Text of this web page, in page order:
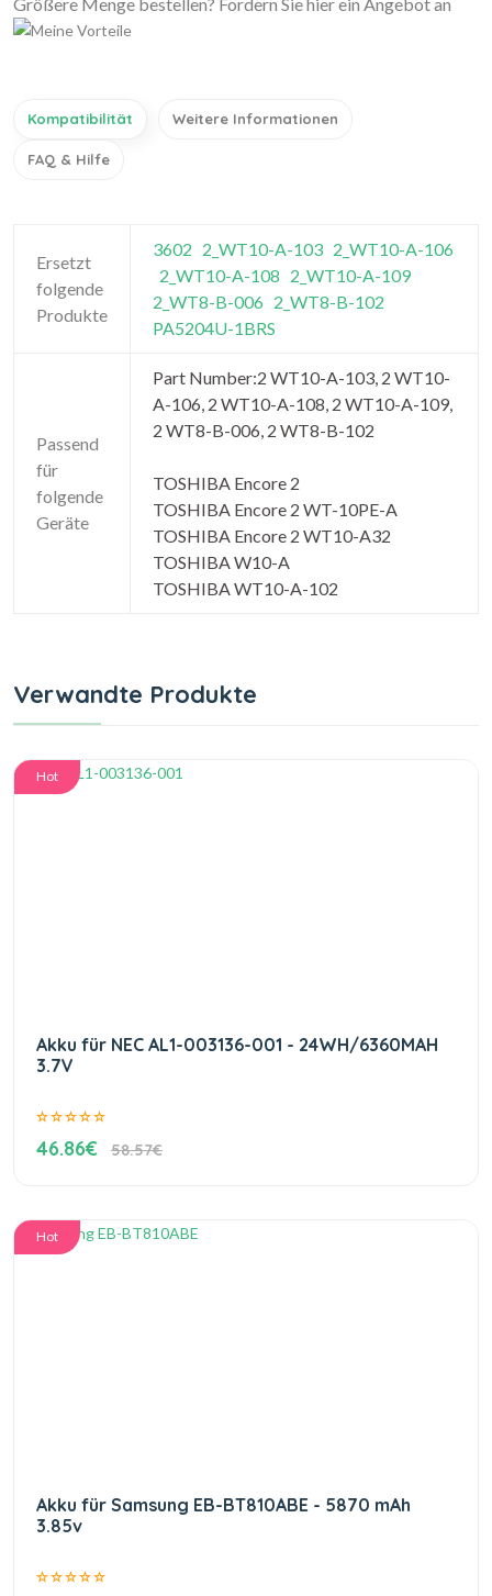
Kompatibilität Weitere Informationen
FAQ & Hilfe
Ersetzt
folgende
Produkte
3602 2_WT10-A-103 2_WT10-A-106
2_WT10-A-108 2_WT10-A-109
2_WT8-B-006 2_WT8-B-102
PA5204U-1BRS
Passend
für
folgende
Geräte
Part Number:2 WT10-A-103, 2 WT10-
A-106, 2 WT10-A-108, 2 WT10-A-109,
2 WT8-B-006, 2 WT8-B-102
TOSHIBA Encore 2
TOSHIBA Encore 2 WT-10PE-A
TOSHIBA Encore 2 WT10-A32
TOSHIBA W10-A
TOSHIBA WT10-A-102
Verwandte Produkte
Hot
Akku für NEC AL1-003136-001 - 24WH/6360MAH
3.7V
46.86€ 58.57€
Hot
Akku für Samsung EB-BT810ABE - 5870 mAh
3.85v